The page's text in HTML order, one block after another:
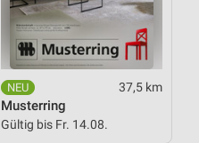
37,5 km
Musterring
Gültig bis Fr. 14.08.